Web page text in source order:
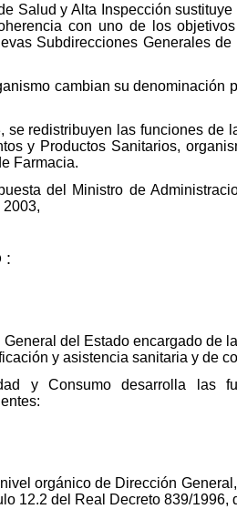
Salud y Alta Inspección sustituye
con uno de los
Subdirecciones Generales
cambian su denominación
redistribuyen las funciones de
y Productos Sanitarios,
Farmacia.
del Ministro de
:
del Estado encargado de
y asistencia sanitaria y de
y Consumo desarrolla las
orgánico de Dirección
12.2 del Real Decreto 839/1996,